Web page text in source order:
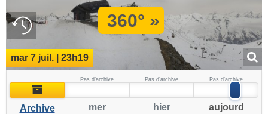
360° »
mar 7 juil. | 23h19
Archive
Pas d’archive Pas d’archive Pas d’archive
Archive
mer
hier
aujourd